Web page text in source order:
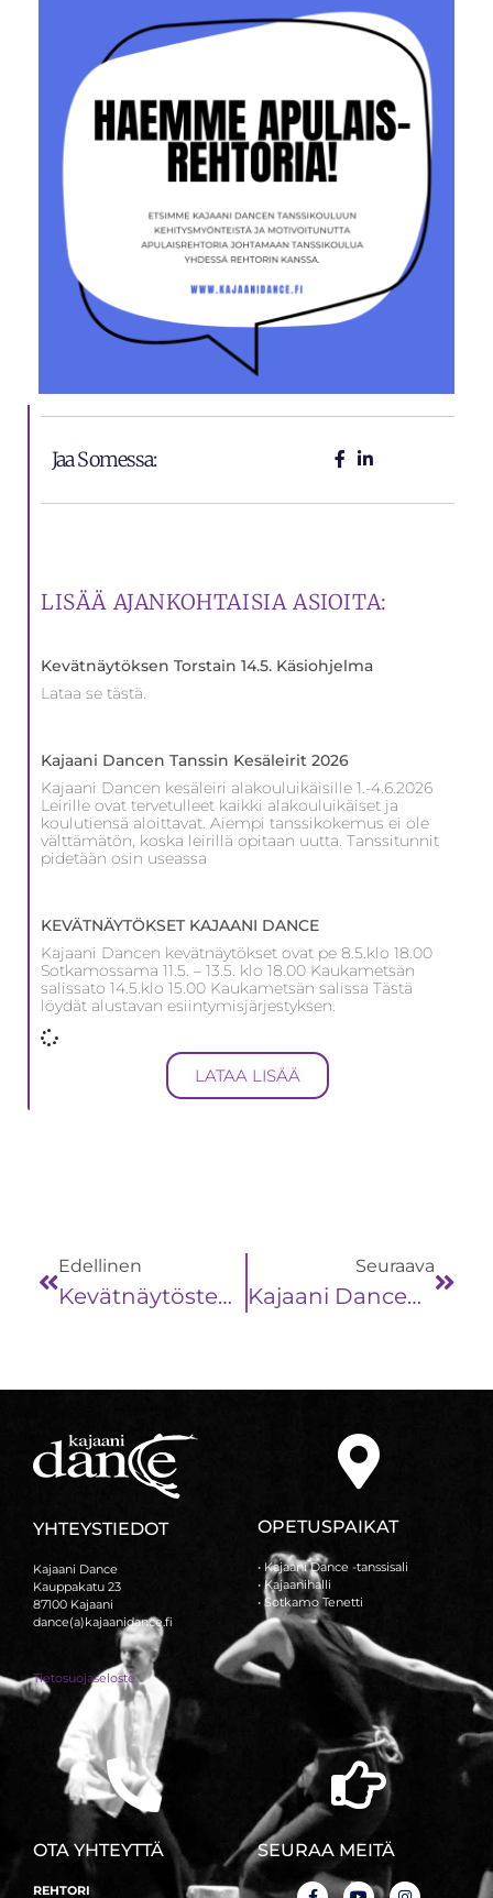
Jaa Somessa:
LISÄÄ AJANKOHTAISIA ASIOITA:
Kevätnäytöksen Torstain 14.5. Käsiohjelma
Lataa se tästä.
Kajaani Dancen Tanssin Kesäleirit 2026
Kajaani Dancen kesäleiri alakouluikäisille 1.-4.6.2026
Leirille ovat tervetulleet kaikki alakouluikäiset ja
koulutiensä aloittavat. Aiempi tanssikokemus ei ole
välttämätön, koska leirillä opitaan uutta. Tanssitunnit
pidetään osin useassa
KEVÄTNÄYTÖKSET KAJAANI DANCE
Kajaani Dancen kevätnäytökset ovat pe 8.5.klo 18.00
Sotkamossama 11.5. – 13.5. klo 18.00 Kaukametsän
salissato 14.5.klo 15.00 Kaukametsän salissa Tästä
löydät alustavan esiintymisjärjestyksen.
LATAA LISÄÄ
Edellinen
Kevätnäytösten Esiintymisjärjestys!
Seuraava
Kajaani Dancen Sääntömääräinen KEVÄTKOKOUS
YHTEYSTIEDOT
Kajaani Dance
Kauppakatu 23
87100 Kajaani
dance(a)kajaanidance.fi
Tietosuojaseloste
OPETUSPAIKAT
• Kajaani Dance -tanssisali
• Kajaanihalli
• Sotkamo Tenetti
OTA YHTEYTTÄ
REHTORI
SEURAA MEITÄ